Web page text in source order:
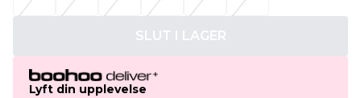
SLUT I LAGER
Lyft din upplevelse